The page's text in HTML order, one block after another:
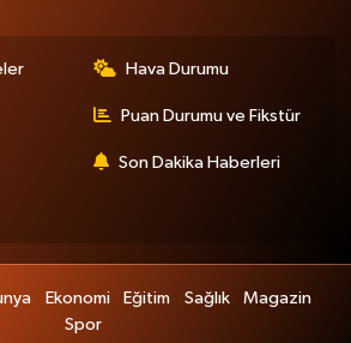
Hava Durumu
Puan Durumu ve Fikstür
Son Dakika Haberleri
Ekonomi Eğitim Sağlık
Magazin
Spor